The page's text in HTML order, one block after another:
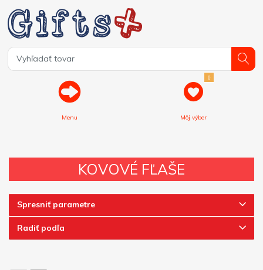
Menu
0
Môj výber
KOVOVÉ FĽAŠE
Spresniť parametre
Radiť podľa